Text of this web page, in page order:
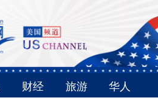
财经 旅游 华人